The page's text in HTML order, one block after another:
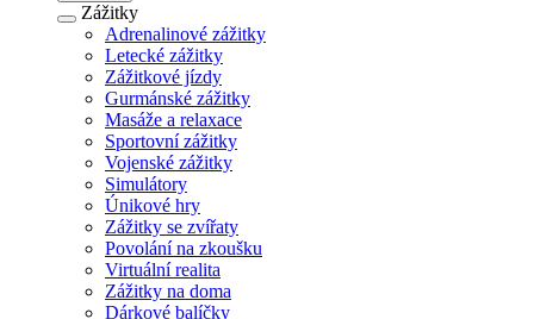
Zážitky
Adrenalinové zážitky
Letecké zážitky
Zážitkové jízdy
Gurmánské zážitky
Masáže a relaxace
Sportovní zážitky
Vojenské zážitky
Simulátory
Únikové hry
Zážitky se zvířaty
Povolání na zkoušku
Virtuální realita
Zážitky na doma
Dárkové balíčky